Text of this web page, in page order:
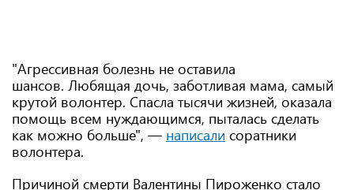
"Агрессивная болезнь не оставила
шансов. Любящая дочь, заботливая мама, самый
крутой волонтер. Спасла тысячи жизней, оказала
помощь всем нуждающимся, пыталась сделать
как можно больше", — написали соратники
волонтера.
Причиной смерти Валентины Пироженко стало